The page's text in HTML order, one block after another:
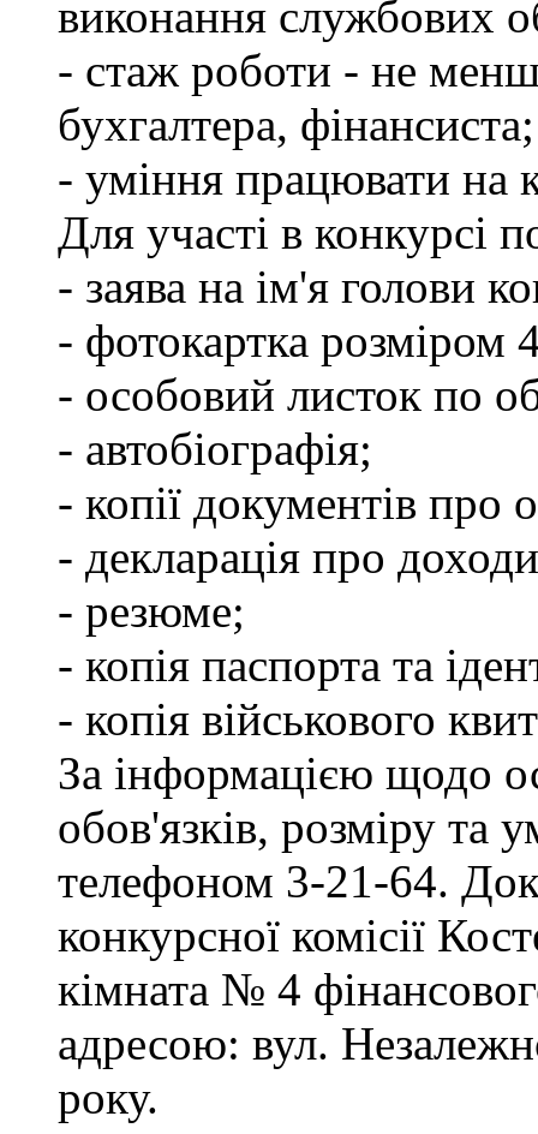
виконання службових
- стаж роботи - не
бухгалтера, фінансиста;
- уміння працювати на
Для участі в конкурсі
- заява на ім'я голови
- фотокартка розміром
- особовий листок по
- автобіографія;
- копії документів про
- декларація про
- резюме;
- копія паспорта та
- копія військового
За інформацією щодо
обов'язків, розміру та
телефоном 3-21-64.
конкурсної комісії
кімната № 4
адресою: вул.
року.